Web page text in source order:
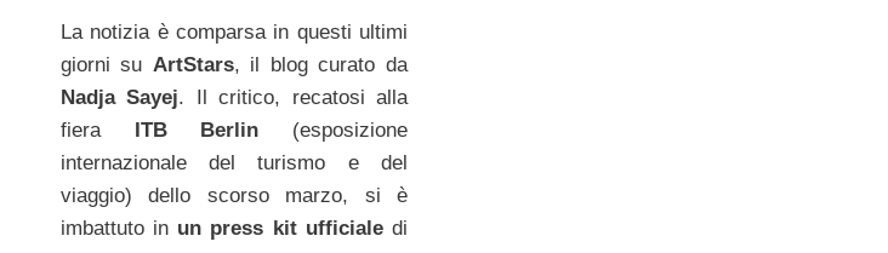
La notizia è comparsa in questi ultimi
giorni su ArtStars, il blog curato da
Nadja Sayej. Il critico, recatosi alla
fiera
ITB Berlin (esposizione
internazionale del turismo e del
viaggio) dello scorso marzo, si è
imbattuto in un press kit ufficialedi